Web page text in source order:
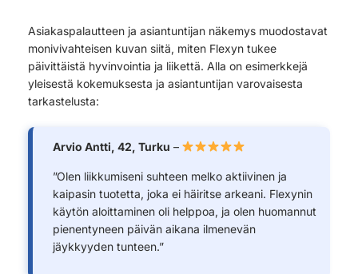
Asiakaspalautteen ja asiantuntijan näkemys muodostavat
monivivahteisen kuvan siitä, miten Flexyn tukee
päivittäistä hyvinvointia ja liikettä. Alla on esimerkkejä
yleisestä kokemuksesta ja asiantuntijan varovaisesta
tarkastelusta:
Arvio Antti, 42, Turku –
”Olen liikkumiseni suhteen melko aktiivinen ja
kaipasin tuotetta, joka ei häiritse arkeani. Flexynin
käytön aloittaminen oli helppoa, ja olen huomannut
pienentyneen päivän aikana ilmenevän
jäykkyyden tunteen.”